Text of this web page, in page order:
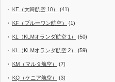
KE（大韓航空 10） (41)
KF（ブルーワン航空） (1)
KL（KLMオランダ航空 1） (50)
KL（KLMオランダ航空 2） (59)
KM（マルタ航空） (7)
KQ（ケニア航空） (3)